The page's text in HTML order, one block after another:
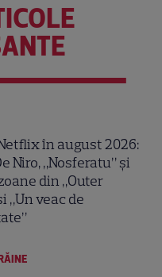
în august 2026:
Niro, „Nosferatu” și
din „Outer
„Un veac de